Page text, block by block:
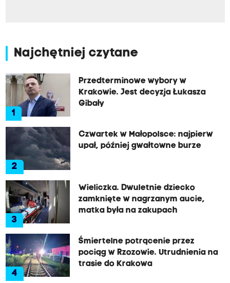
Najchętniej czytane
1
Przedterminowe wybory w
Krakowie. Jest decyzja Łukasza
Gibały
2
Czwartek w Małopolsce: najpierw
upał, później gwałtowne burze
3
Wieliczka. Dwuletnie dziecko
zamknięte w nagrzanym aucie,
matka była na zakupach
4
Śmiertelne potrącenie przez
pociąg w Rzozowie. Utrudnienia na
trasie do Krakowa